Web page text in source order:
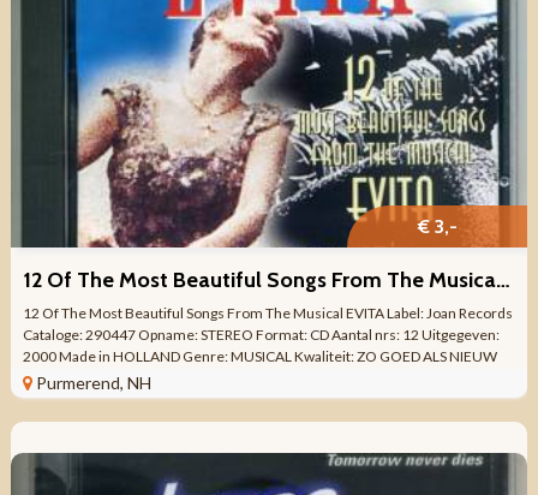
€ 3,-
12 Of The Most Beautiful Songs From The Musical EVITA ZGAN
12 Of The Most Beautiful Songs From The Musical EVITA Label: Joan Records
Cataloge: 290447 Opname: STEREO Format: CD Aantal nrs: 12 Uitgegeven:
2000 Made in HOLLAND Genre: MUSICAL Kwaliteit: ZO GOED ALS NIEUW
Tracklist CD 1 Oh! What A ...
Purmerend, NH